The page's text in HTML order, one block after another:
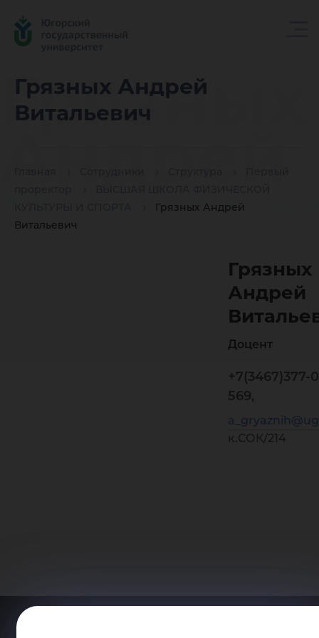
Грязных Андрей
Витальевич
Грязных Андрей
Витальевич
Грязных
Грязных
Андрей
Доцент
+7(3467)377-
569,
к.СОК/214